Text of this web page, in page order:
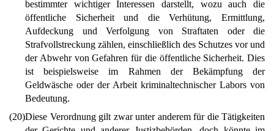
bestimmter wichtiger Interessen darstellt, wozu auch die
öffentliche Sicherheit und die Verhütung, Ermittlung,
Aufdeckung und Verfolgung von Straftaten oder die
Strafvollstreckung zählen, einschließlich des Schutzes vor und
der Abwehr von Gefahren für die öffentliche Sicherheit. Dies
ist beispielsweise im Rahmen der Bekämpfung der
Geldwäsche oder der Arbeit kriminaltechnischer Labors von
Bedeutung.
(20)Diese Verordnung gilt zwar unter anderem für die Tätigkeiten